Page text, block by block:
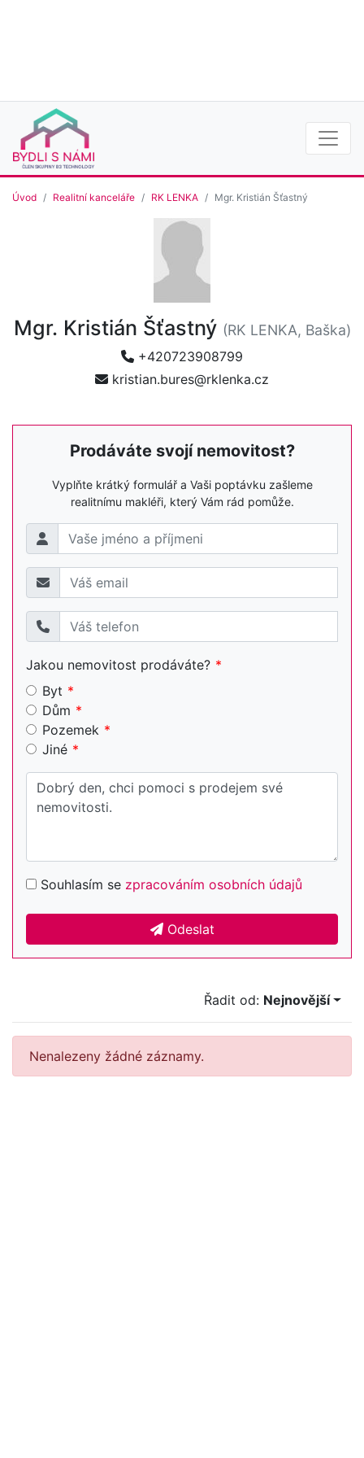
Úvod Realitní kanceláře RK LENKA Mgr. Kristián Šťastný
Mgr. Kristián Šťastný (RK LENKA, Baška)
+420723908799
kristian.bures@rklenka.cz
Prodáváte svojí nemovitost?
Vyplňte krátký formulář a Vaši poptávku zašleme
realitnímu makléři, který Vám rád pomůže.
Jakou nemovitost prodáváte?
Byt
Dům
Pozemek
Jiné
Souhlasím se zpracováním osobních údajů
Odeslat
Řadit od: Nejnovější
Nenalezeny žádné záznamy.